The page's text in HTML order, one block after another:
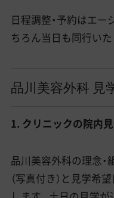
日程調整・予約はエ
ちろん当日も同行いた
品川美容外科 見
1. クリニックの院内
品川美容外科の理念・
（写真付き）と見学希